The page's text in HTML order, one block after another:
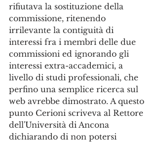
rifiutava la sostituzione della
commissione, ritenendo
irrilevante la contiguità di
interessi fra i membri delle due
commissioni ed ignorando gli
interessi extra-accademici, a
livello di studi professionali, che
perfino una semplice ricerca sul
web avrebbe dimostrato. A questo
punto Cerioni scriveva al Rettore
dell'Università di Ancona
dichiarando di non potersi